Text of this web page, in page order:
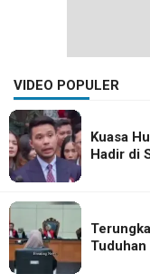
VIDEO POPULER
Kuasa
Hadir di